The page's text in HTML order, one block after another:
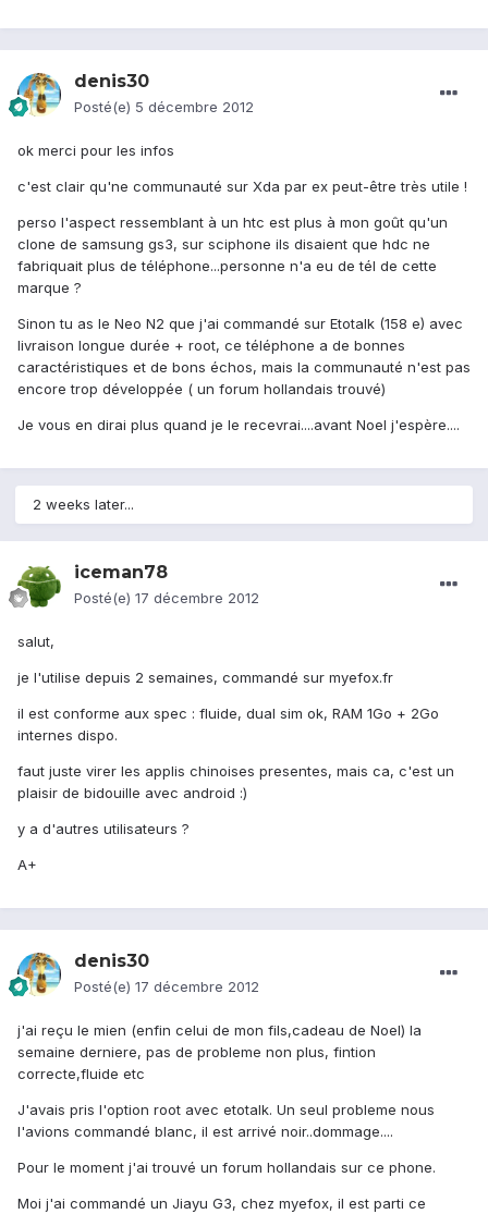
denis30
Posté(e) 5 décembre 2012
ok merci pour les infos
c'est clair qu'ne communauté sur Xda par ex peut-être très utile !
perso l'aspect ressemblant à un htc est plus à mon goût qu'un
clone de samsung gs3, sur sciphone ils disaient que hdc ne
fabriquait plus de téléphone...personne n'a eu de tél de cette
marque ?
Sinon tu as le Neo N2 que j'ai commandé sur Etotalk (158 e) avec
livraison longue durée + root, ce téléphone a de bonnes
caractéristiques et de bons échos, mais la communauté n'est pas
encore trop développée ( un forum hollandais trouvé)
Je vous en dirai plus quand je le recevrai....avant Noel j'espère....
2 weeks later...
iceman78
Posté(e) 17 décembre 2012
salut,
je l'utilise depuis 2 semaines, commandé sur myefox.fr
il est conforme aux spec : fluide, dual sim ok, RAM 1Go + 2Go
internes dispo.
faut juste virer les applis chinoises presentes, mais ca, c'est un
plaisir de bidouille avec android :)
y a d'autres utilisateurs ?
A+
denis30
Posté(e) 17 décembre 2012
j'ai reçu le mien (enfin celui de mon fils,cadeau de Noel) la
semaine derniere, pas de probleme non plus, fintion
correcte,fluide etc
J'avais pris l'option root avec etotalk. Un seul probleme nous
l'avions commandé blanc, il est arrivé noir..dommage....
Pour le moment j'ai trouvé un forum hollandais sur ce phone.
Moi j'ai commandé un Jiayu G3, chez myefox, il est parti ce